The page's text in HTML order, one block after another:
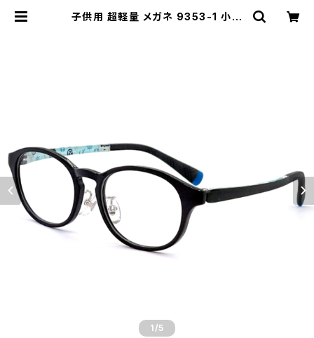
子供用 超軽量 メガネ 9353-1 小学
1 /5